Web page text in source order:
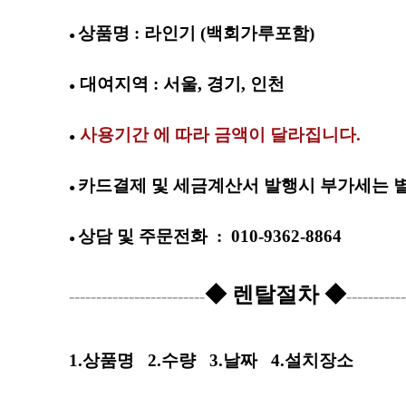
● 상품명 : 라인기 (백회가루포함)
● 대여지역 : 서울, 경기, 인천
● 사용기간 에 따라 금액이 달라집니다.
● 카드결제 및 세금계산서 발행시 부가세는
● 상담 및 주문전화 : 010-9362-8864
-------------------------◆ 렌탈절차 ◆
1.상품명 2.수량 3.날짜 4.설치장소